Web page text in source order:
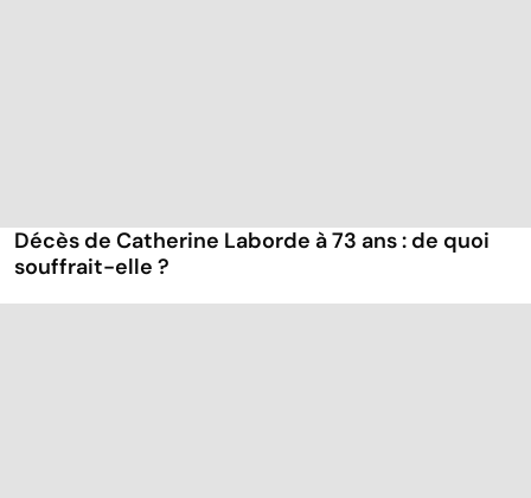
Décès de Catherine Laborde à 73 ans : de quoi
souffrait-elle ?